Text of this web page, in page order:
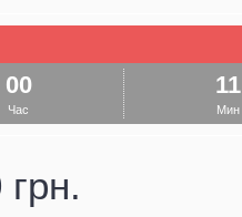
00
Час
11
Мин